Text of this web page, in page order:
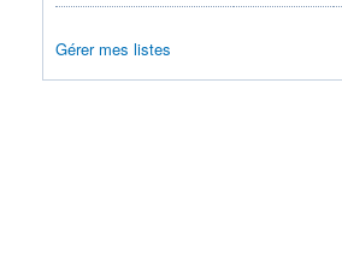
Gérer mes listes